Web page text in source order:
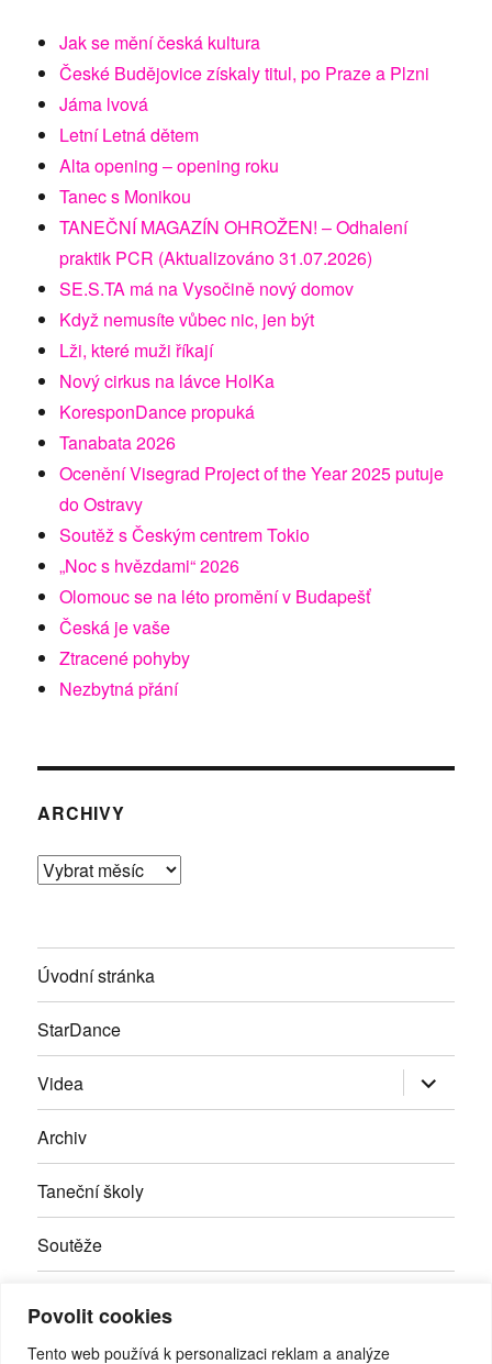
Povolit cookies
Tento web používá k personalizaci reklam a analýze
Jak se mění česká kultura
České Budějovice získaly titul, po Praze a Plzni
Jáma lvová
Letní Letná dětem
Alta opening – opening roku
Tanec s Monikou
TANEČNÍ MAGAZÍN OHROŽEN! – Odhalení
praktik PCR (Aktualizováno 31.07.2026)
SE.S.TA má na Vysočině nový domov
Když nemusíte vůbec nic, jen být
Lži, které muži říkají
Nový cirkus na lávce HolKa
KoresponDance propuká
Tanabata 2026
Ocenění Visegrad Project of the Year 2025 putuje
do Ostravy
Soutěž s Českým centrem Tokio
„Noc s hvězdami“ 2026
Olomouc se na léto promění v Budapešť
Česká je vaše
Ztracené pohyby
Nezbytná přání
ARCHIVY
Archivy
Úvodní stránka
StarDance
Videa Zobrazit
položky
Archiv
Taneční školy
Soutěže
Kontakty